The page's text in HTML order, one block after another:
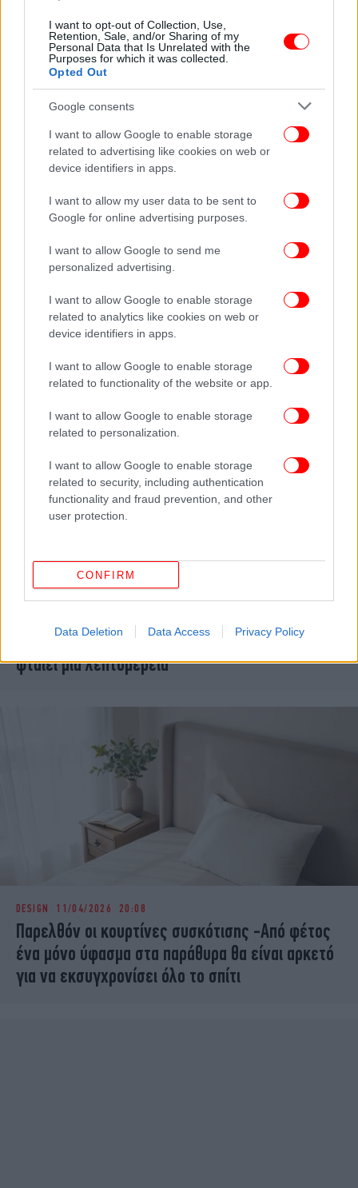
I want to opt-out of Collection, Use,
Retention, Sale, and/or Sharing of my
Personal Data that Is Unrelated with the
Purposes for which it was collected.
Opted Out
Google consents
I want to allow Google to enable storage
related to advertising like cookies on web or
device identifiers in apps.
I want to allow my user data to be sent to
Google for online advertising purposes.
I want to allow Google to send me
personalized advertising.
I want to allow Google to enable storage
related to analytics like cookies on web or
device identifiers in apps.
I want to allow Google to enable storage
related to functionality of the website or app.
I want to allow Google to enable storage
related to personalization.
I want to allow Google to enable storage
related to security, including authentication
functionality and fraud prevention, and other
user protection.
CONFIRM
Data Deletion Data Access Privacy Policy
Τι να αποφύγετε στο δωμάτιό σας, ώστε να
κάνετε καλύτερο ύπνο
Πού να τοποθετήσετε τη σανσεβιέρια για να
προστατεύσετε την ενέργεια του σπιτιού σας,
ακατάστατο; Οι διακοσμητές λένε ότι συχνά
φταίει μία λεπτομέρεια
DESIGN 11/04/2026 20:08
Παρελθόν οι κουρτίνες συσκότισης -Από φέτος
ένα μόνο ύφασμα στα παράθυρα θα είναι αρκετό
για να εκσυγχρονίσει όλο το σπίτι